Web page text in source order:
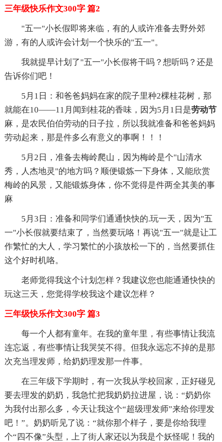
三年级快乐作文300字 篇2
"五一"小长假即将来临，有的人或许准备去野外郊
游，有的人或许会计划一个快乐的"五一"。
我就提早计划了"五一"小长假将干吗？想听吗？还是
告诉你们吧！
5月1日：和爸爸妈妈在家的院子里种2棵桂花树，那
就能在10——11月闻到桂花的香味，因为5月1日是劳动节
麻，是农民伯伯劳动的日子拉，所以我就准备和爸爸妈妈
劳动起来，那是件多么有意义的事啊！！！
5月2日，准备去梅岭爬山，因为梅岭是个"山清水
秀，人杰地灵"的地方吗？顺便锻炼一下身体，又能欣赏
梅岭的风景，又能锻炼身体，你不觉得是件两全其美的事
麻
5月3日：准备和同学们通通快快的.玩一天，因为"五
一"小长假就要结束了，当然要玩咯！再说"五一"就是让工
作繁忙的大人，学习繁忙的小孩放松一下的，当然要抓住
这个好时机咯。
老师觉得我这个计划怎样？我建议您也能通通快快的
玩这三天，您觉得学校我这个建议怎样？
三年级快乐作文300字 篇3
每一个人都有童年。在我的童年里，有些事情让我流
连忘返，有些事情让我哭笑不得。但我永远忘不掉的是那
次充当理发师，给奶奶理发那一件事。
在三年级下学期时，有一次我从学校回家，正好碰见
要去理发的奶奶，我急忙把我奶奶拉进屋，说：“奶奶你
为我付出那么多，今天让我这个“超级理发师”来给你理发
吧！”。奶奶听见了说：“就你那个样子，要是你给我理
个“四不像”头型，上了街人家还以为我是个妖怪呢！我的